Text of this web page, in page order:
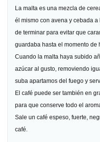
La malta es una mezcla de
él mismo con avena y cebada
de terminar para evitar que
guardaba hasta el momento de
Cuando la malta haya subido
azúcar al gusto, removiendo
suba apartamos del fuego y
El café puede ser también en
para que conserve todo el
Sale un café espeso, fuerte,
café.